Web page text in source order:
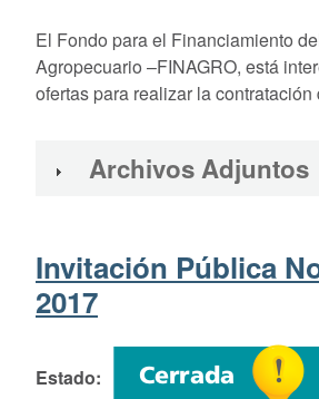
El Fondo para el Financiamiento
Agropecuario –FINAGRO, está
ofertas para realizar la contratación
Archivos Adjuntos
Invitación Pública
2017
Estado